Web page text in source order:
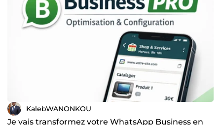
KalebWANONKOU
Je vais transformez votre WhatsApp Business en